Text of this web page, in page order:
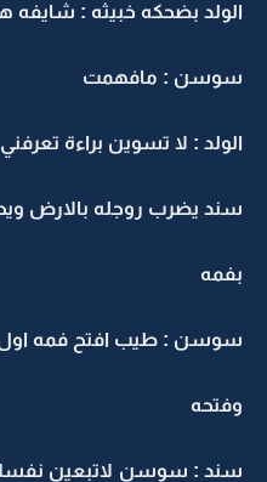
الولد بضحكه خبيثه : شايفه
سوسن : مافهمت
الولد : لا تسوين براءة
سند يضرب روجله بالارض
بفمه
سوسن : طيب افتح فمه
وفتحه
سند : سوسن لاتبعين